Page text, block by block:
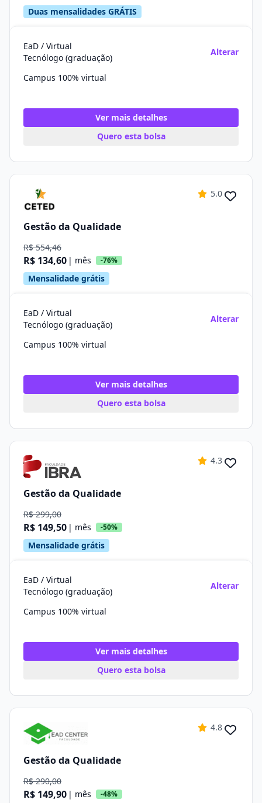
Duas mensalidades GRÁTIS
EaD / Virtual
Tecnólogo (graduação)
Alterar
Campus 100% virtual
Ver mais detalhes
Quero esta bolsa
5.0
Gestão da Qualidade
R$ 554,46
R$ 134,60 | mês -76%
Mensalidade grátis
EaD / Virtual
Tecnólogo (graduação)
Alterar
Campus 100% virtual
Ver mais detalhes
Quero esta bolsa
4.3
Gestão da Qualidade
R$ 299,00
R$ 149,50 | mês -50%
Mensalidade grátis
EaD / Virtual
Tecnólogo (graduação)
Alterar
Campus 100% virtual
Ver mais detalhes
Quero esta bolsa
4.8
Gestão da Qualidade
R$ 290,00
R$ 149,90 | mês
-48%